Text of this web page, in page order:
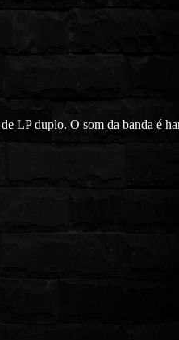
LP duplo. O som da banda é